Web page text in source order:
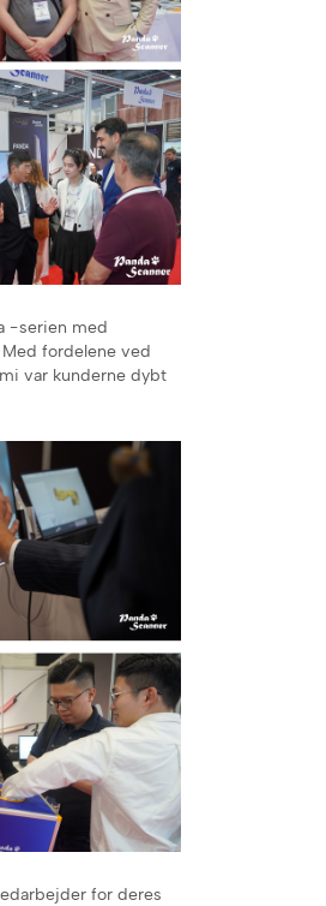
-serien med
fordelene ved
var kunderne dybt
for deres